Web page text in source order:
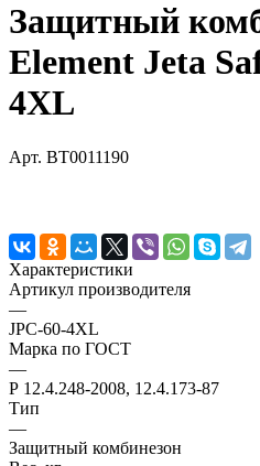
Защитный
Element Jeta
4XL
Арт. BT0011190
Характеристики
Артикул производителя
—
JPC-60-4XL
Марка по ГОСТ
—
Р 12.4.248-2008, 12.4.173-87
Тип
—
Защитный комбинезон